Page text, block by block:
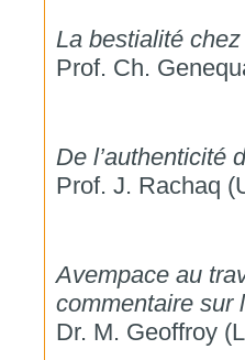
La bestialité
Prof. Ch.
De l’authenticité
Prof. J. Rachaq
Avempace au
commentaire sur
Dr. M. Geoffroy